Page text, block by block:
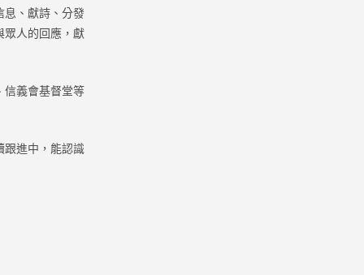
息、獻詩、分發
眾人的回應，獻
信義會基督堂等
跟進中，能認識